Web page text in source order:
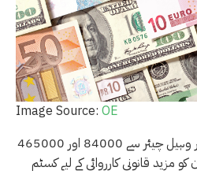
Image Source: OE
چیکنگ کے دوران ان کے تھیلے اور وہیل چیئر سے 84000 اور 465000
کو مزید قانونی کارروائی کے لیے کسٹم